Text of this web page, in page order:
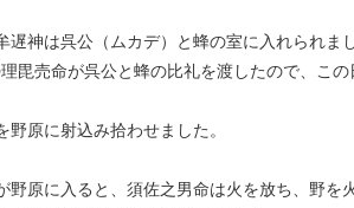
遅神は呉公（ムカデ）と蜂の室に入れられまし
毘売命が呉公と蜂の比礼を渡したので、この
野原に射込み拾わせました。
野原に入ると、須佐之男命は火を放ち、野を